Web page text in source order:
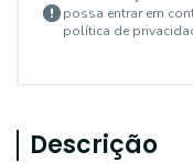
possa entrar em
política de
Descrição